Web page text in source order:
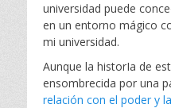
universidad puede
en un entorno mágico
mi universidad.
Aunque la historIa de
ensombrecida por una
relación con el poder y